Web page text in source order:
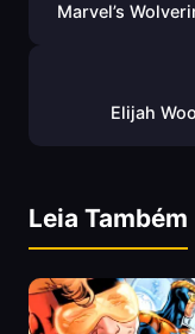
Marvel’s
Elijah
Leia Também